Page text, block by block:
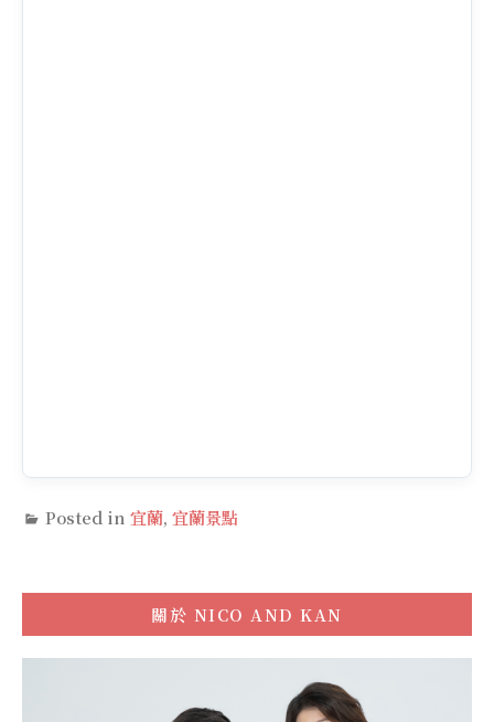
Posted in 宜蘭, 宜蘭景點
關於 NICO AND KAN